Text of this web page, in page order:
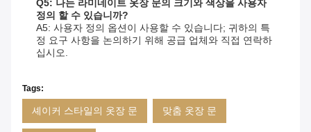
Q5: 나는 라미네이트 옷장 문의 크기와 색상을 사용자
정의 할 수 있습니까?
A5: 사용자 정의 옵션이 사용할 수 있습니다; 귀하의 특
정 요구 사항을 논의하기 위해 공급 업체와 직접 연락하
십시오.
Tags:
셰이커 스타일의 옷장 문 맞춤 옷장 문